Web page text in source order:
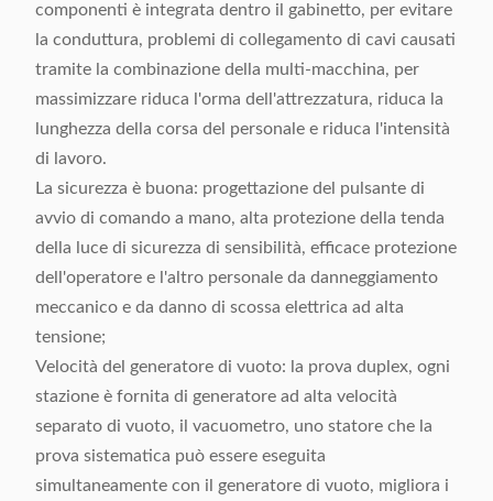
componenti è integrata dentro il gabinetto, per evitare
la conduttura, problemi di collegamento di cavi causati
tramite la combinazione della multi-macchina, per
massimizzare riduca l'orma dell'attrezzatura, riduca la
lunghezza della corsa del personale e riduca l'intensità
di lavoro.
La sicurezza è buona: progettazione del pulsante di
avvio di comando a mano, alta protezione della tenda
della luce di sicurezza di sensibilità, efficace protezione
dell'operatore e l'altro personale da danneggiamento
meccanico e da danno di scossa elettrica ad alta
tensione;
Velocità del generatore di vuoto: la prova duplex, ogni
stazione è fornita di generatore ad alta velocità
separato di vuoto, il vacuometro, uno statore che la
prova sistematica può essere eseguita
simultaneamente con il generatore di vuoto, migliora i